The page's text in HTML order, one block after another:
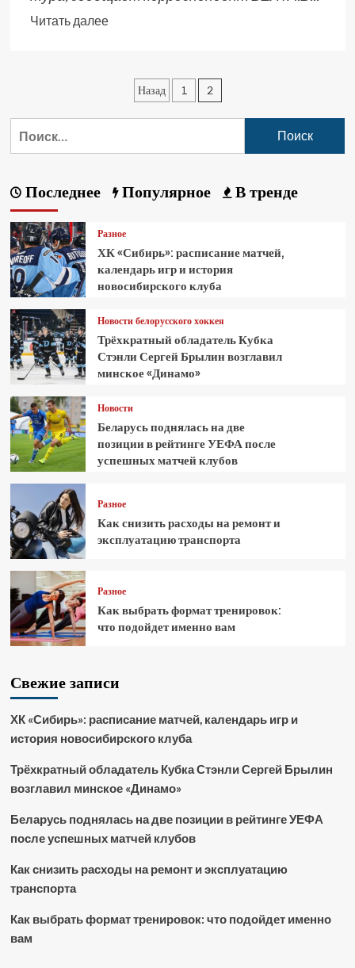
Читать далее
Назад 1 2
Последнее Популярное В тренде
Разное
ХК «Сибирь»: расписание матчей,
календарь игр и история
новосибирского клуба
Новости белорусского хоккея
Трёхкратный обладатель Кубка
Стэнли Сергей Брылин возглавил
минское «Динамо»
Новости
Беларусь поднялась на две
позиции в рейтинге УЕФА после
успешных матчей клубов
Разное
Как снизить расходы на ремонт и
эксплуатацию транспорта
Разное
Как выбрать формат тренировок:
что подойдет именно вам
Свежие записи
ХК «Сибирь»: расписание матчей, календарь игр и
история новосибирского клуба
Трёхкратный обладатель Кубка Стэнли Сергей Брылин
возглавил минское «Динамо»
Беларусь поднялась на две позиции в рейтинге УЕФА
после успешных матчей клубов
Как снизить расходы на ремонт и эксплуатацию
транспорта
Как выбрать формат тренировок: что подойдет именно
вам